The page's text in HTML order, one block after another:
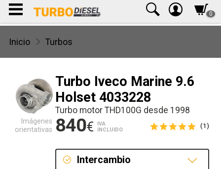
0
Inicio Turbos
Turbo Iveco Marine 9.6
Holset 4033228
Turbo motor THD100G desde 1998
840€
IVA
INCLUIDO
(1)
Intercambio
Imágenes
orientativas